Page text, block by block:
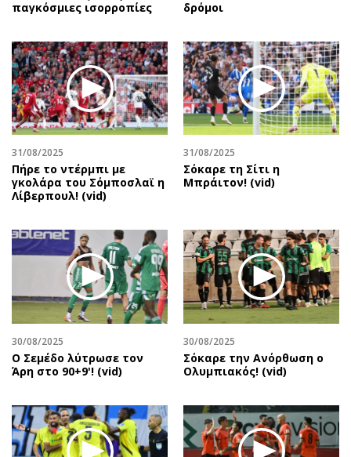
παγκόσμιες ισορροπίες
δρόμοι
31/08/2025
Πήρε το ντέρμπι με
γκολάρα του Σόμποσλαϊ η
Λίβερπουλ! (vid)
31/08/2025
Σόκαρε τη Σίτι η
Μπράιτον! (vid)
30/08/2025
Ο Σεμέδο λύτρωσε τον
Άρη στο 90+9'! (vid)
30/08/2025
Σόκαρε την Ανόρθωση ο
Ολυμπιακός! (vid)